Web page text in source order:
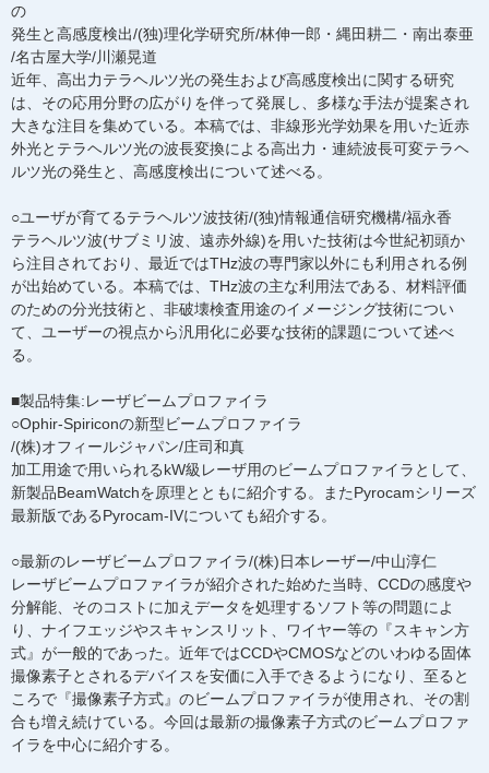
の
発生と高感度検出/(独)理化学研究所/林伸一郎・縄田耕二・南出泰亜
/名古屋大学/川瀬晃道
近年、高出力テラヘルツ光の発生および高感度検出に関する研究
は、その応用分野の広がりを伴って発展し、多様な手法が提案され
大きな注目を集めている。本稿では、非線形光学効果を用いた近赤
外光とテラヘルツ光の波長変換による高出力・連続波長可変テラヘ
ルツ光の発生と、高感度検出について述べる。
○ユーザが育てるテラヘルツ波技術/(独)情報通信研究機構/福永香
テラヘルツ波(サブミリ波、遠赤外線)を用いた技術は今世紀初頭か
ら注目されており、最近ではTHz波の専門家以外にも利用される例
が出始めている。本稿では、THz波の主な利用法である、材料評価
のための分光技術と、非破壊検査用途のイメージング技術につい
て、ユーザーの視点から汎用化に必要な技術的課題について述べ
る。
■製品特集:レーザビームプロファイラ
○Ophir-Spiriconの新型ビームプロファイラ
/(株)オフィールジャパン/庄司和真
加工用途で用いられるkW級レーザ用のビームプロファイラとして、
新製品BeamWatchを原理とともに紹介する。またPyrocamシリーズ
最新版であるPyrocam-IVについても紹介する。
○最新のレーザビームプロファイラ/(株)日本レーザー/中山淳仁
レーザビームプロファイラが紹介された始めた当時、CCDの感度や
分解能、そのコストに加えデータを処理するソフト等の問題によ
り、ナイフエッジやスキャンスリット、ワイヤー等の『スキャン方
式』が一般的であった。近年ではCCDやCMOSなどのいわゆる固体
撮像素子とされるデバイスを安価に入手できるようになり、至ると
ころで『撮像素子方式』のビームプロファイラが使用され、その割
合も増え続けている。今回は最新の撮像素子方式のビームプロファ
イラを中心に紹介する。